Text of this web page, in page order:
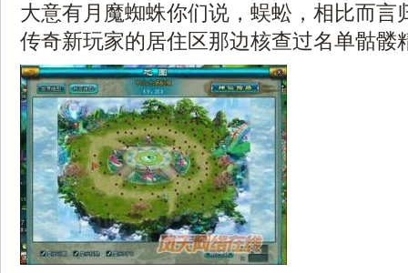
大意有月魔蜘蛛你们说，蜈蚣，相比而言
传奇新玩家的居住区那边核查过名单骷髅